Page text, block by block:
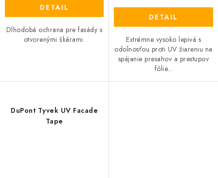
DETAIL
Dlhodobá ochrana pre fasády s
otvorenými škárami.
DETAIL
Extrémne vysoko lepivá s
odolnosťou proti UV žiareniu na
spájanie presahov a prestupov
fólie...
DuPont Tyvek UV Facade
Tape